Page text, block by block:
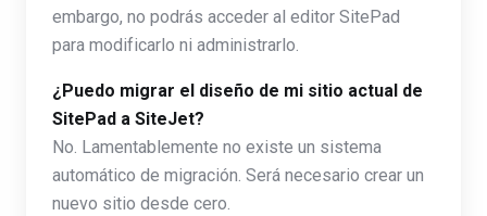
embargo, no podrás acceder al editor SitePad
para modificarlo ni administrarlo.
¿Puedo migrar el diseño de mi sitio actual de
SitePad a SiteJet?
No. Lamentablemente no existe un sistema
automático de migración. Será necesario crear un
nuevo sitio desde cero.